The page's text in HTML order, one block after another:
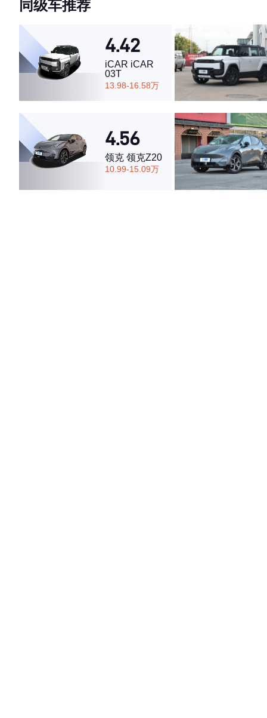
同级车推荐
4.42
iCAR iCAR
03T
13.98-16.58万
4.56
领克 领克Z20
10.99-15.09万